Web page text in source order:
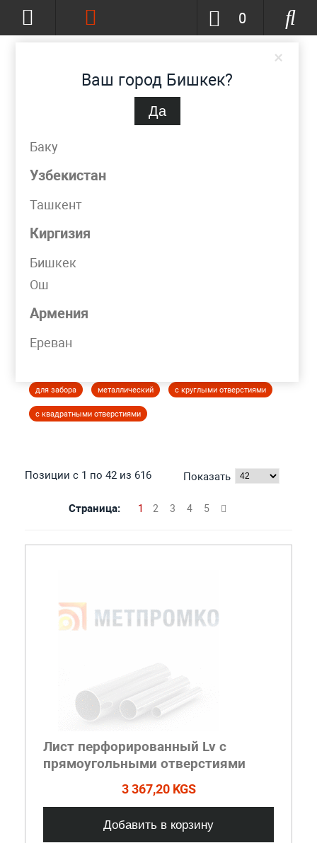
×
Ваш город Бишкек?
Да
Баку
Узбекистан
Ташкент
Киргизия
Бишкек
Ош
Армения
Ереван
0
КАТАЛОГ
ЛИСТ ПЕРФОРИРОВАННЫЙ
для забора металлический с круглыми отверстиями
с квадратными отверстиями
Позиции с 1 по 42 из 616 Показать
Страница: 1 2 3 4 5
Лист перфорированный Lv с
прямоугольными отверстиями
3 367,20 KGS
Добавить в корзину